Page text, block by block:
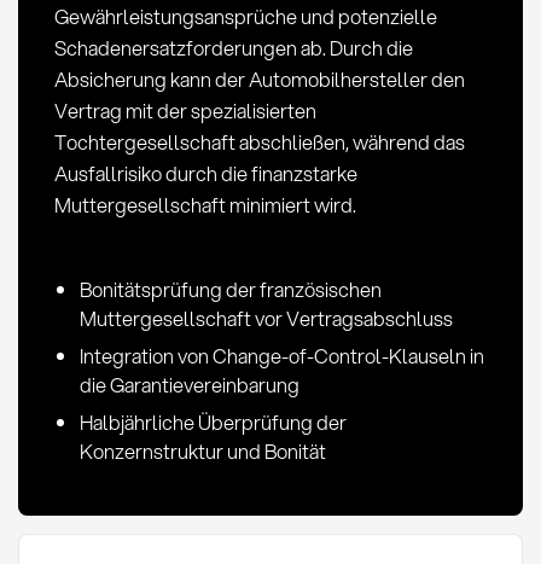
Gewährleistungsansprüche und potenzielle
Schadenersatzforderungen ab. Durch die
Absicherung kann der Automobilhersteller den
Vertrag mit der spezialisierten
Tochtergesellschaft abschließen, während das
Ausfallrisiko durch die finanzstarke
Muttergesellschaft minimiert wird.
Bonitätsprüfung der französischen
Muttergesellschaft vor Vertragsabschluss
Integration von Change-of-Control-Klauseln in
die Garantievereinbarung
Halbjährliche Überprüfung der
Konzernstruktur und Bonität